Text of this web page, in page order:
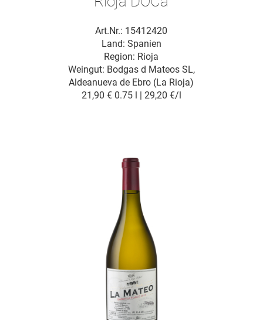
Art.Nr.: 15412420
Land: Spanien
Weingut: Bodgas d Mateos SL,
Aldeanueva de Ebro (La Rioja)
Region: Rioja
21,90 € 0.75 l | 29,20 €/l